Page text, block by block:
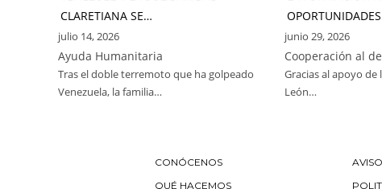
CLARETIANA SE…
julio 14, 2026
Ayuda Humanitaria
Tras el doble terremoto que ha golpeado
Venezuela, la familia…
junio 29, 2026
Cooperación al
Gracias al apoyo de
León…
CONÓCENOS
QUÉ HACEMOS